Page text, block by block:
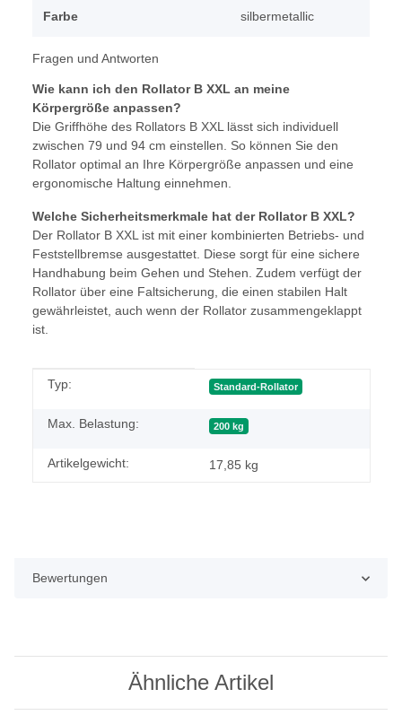
Farbe silbermetallic
Fragen und Antworten
Wie kann ich den Rollator B XXL an meine
Körpergröße anpassen?
Die Griffhöhe des Rollators B XXL lässt sich individuell
zwischen 79 und 94 cm einstellen. So können Sie den
Rollator optimal an Ihre Körpergröße anpassen und eine
ergonomische Haltung einnehmen.
Welche Sicherheitsmerkmale hat der Rollator B XXL?
Der Rollator B XXL ist mit einer kombinierten Betriebs- und
Feststellbremse ausgestattet. Diese sorgt für eine sichere
Handhabung beim Gehen und Stehen. Zudem verfügt der
Rollator über eine Faltsicherung, die einen stabilen Halt
gewährleistet, auch wenn der Rollator zusammengeklappt
ist.
Produkteigenschaft
Wert
Typ: Standard-Rollator
Max. Belastung: 200 kg
Artikelgewicht: 17,85 kg
Bewertungen
Ähnliche Artikel